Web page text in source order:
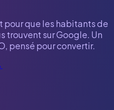
pour que les habitants de
trouvent sur Google. Un
pensé pour convertir.